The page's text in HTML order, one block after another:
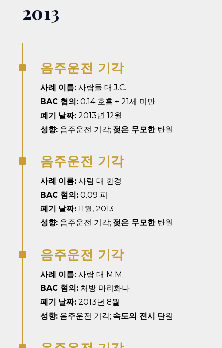
2013
^ 음주운전 기각
사례 이름:사람들 대 J.C.
BAC 혐의:0.14 호흡 + 21세 미만
폐기 날짜:2013년 12월
성향:음주운전 기각; 젖은 무모한탄원
^ 음주운전 기각
사례 이름:사람 대 환경
BAC 혐의:0.09 피
폐기 날짜:11월, 2013
성향:음주운전 기각; 젖은 무모한탄원
^ 음주운전 기각
사례 이름:사람 대 M.M.
BAC 혐의:처방 마리화나
폐기 날짜:2013년 8월
성향:음주운전 기각; 속도의 전시 탄원